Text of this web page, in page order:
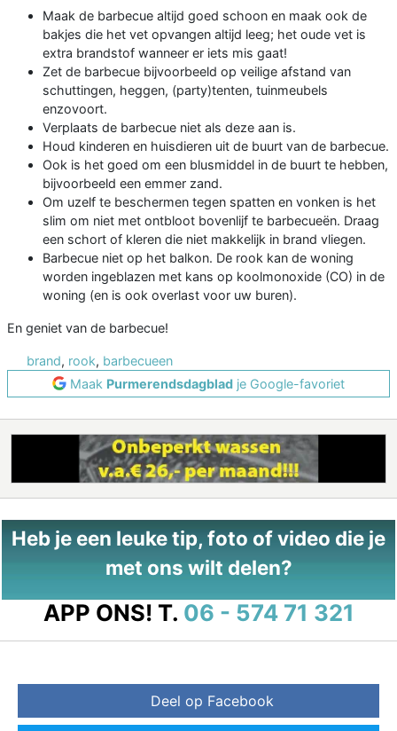
Maak de barbecue altijd goed schoon en maak ook de
bakjes die het vet opvangen altijd leeg; het oude vet is
extra brandstof wanneer er iets mis gaat!
Zet de barbecue bijvoorbeeld op veilige afstand van
schuttingen, heggen, (party)tenten, tuinmeubels
enzovoort.
Verplaats de barbecue niet als deze aan is.
Houd kinderen en huisdieren uit de buurt van de barbecue.
Ook is het goed om een blusmiddel in de buurt te hebben,
bijvoorbeeld een emmer zand.
Om uzelf te beschermen tegen spatten en vonken is het
slim om niet met ontbloot bovenlijf te barbecueën. Draag
een schort of kleren die niet makkelijk in brand vliegen.
Barbecue niet op het balkon. De rook kan de woning
worden ingeblazen met kans op koolmonoxide (CO) in de
woning (en is ook overlast voor uw buren).
En geniet van de barbecue!
brand, rook, barbecueen
Maak Purmerendsdagblad je Google-favoriet
Heb je een leuke tip, foto of video die je
met ons wilt delen?
APP ONS! T. 06 - 574 71 321
Deel op Facebook